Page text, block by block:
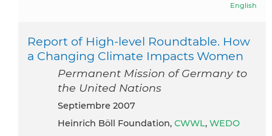
English
Report of High-level Roundtable. How
a Changing Climate Impacts Women
Permanent Mission of Germany to
the United Nations
septiembre 2007
Heinrich Böll Foundation, CWWL, WEDO